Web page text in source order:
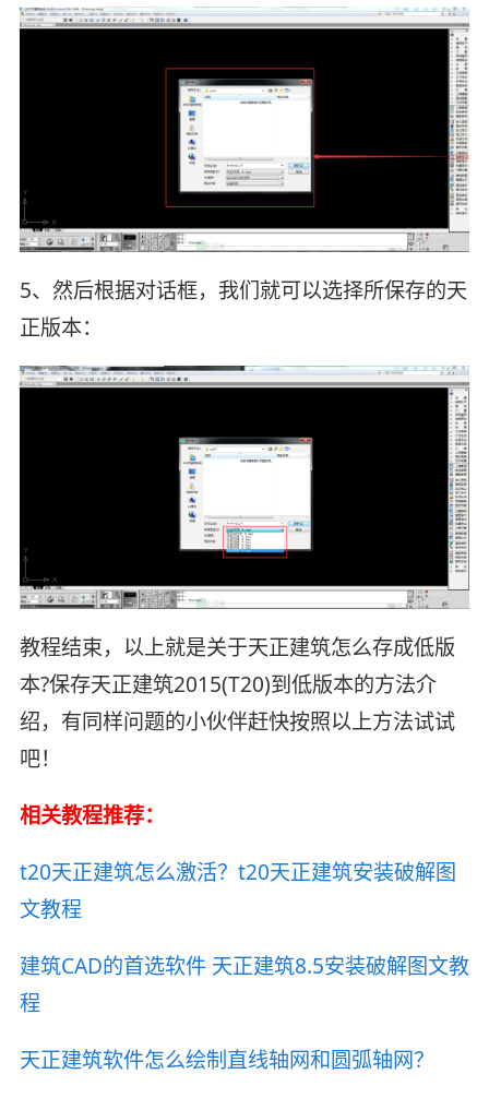
5、然后根据对话框，我们就可以选择所保存的天
正版本：
教程结束，以上就是关于天正建筑怎么存成低版
本?保存天正建筑2015(T20)到低版本的方法介
绍，有同样问题的小伙伴赶快按照以上方法试试
吧！
相关教程推荐：
t20天正建筑怎么激活？t20天正建筑安装破解图
文教程
建筑CAD的首选软件 天正建筑8.5安装破解图文教
程
天正建筑软件怎么绘制直线轴网和圆弧轴网？